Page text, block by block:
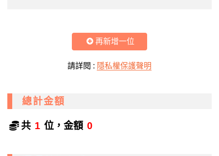
再新增一位
請詳閱 : 隱私權保護聲明
總計金額
共 1 位，金額 0